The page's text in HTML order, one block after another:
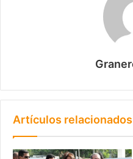
Artículos relacionados